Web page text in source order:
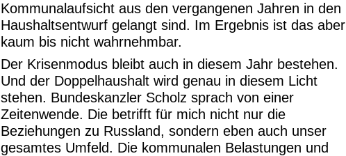
Kommunalaufsicht aus den vergangenen Jahren in den
Haushaltsentwurf gelangt sind. Im Ergebnis ist das aber
kaum bis nicht wahrnehmbar.
Der Krisenmodus bleibt auch in diesem Jahr bestehen.
Und der Doppelhaushalt wird genau in diesem Licht
stehen. Bundeskanzler Scholz sprach von einer
Zeitenwende. Die betrifft für mich nicht nur die
Beziehungen zu Russland, sondern eben auch unser
gesamtes Umfeld. Die kommunalen Belastungen und